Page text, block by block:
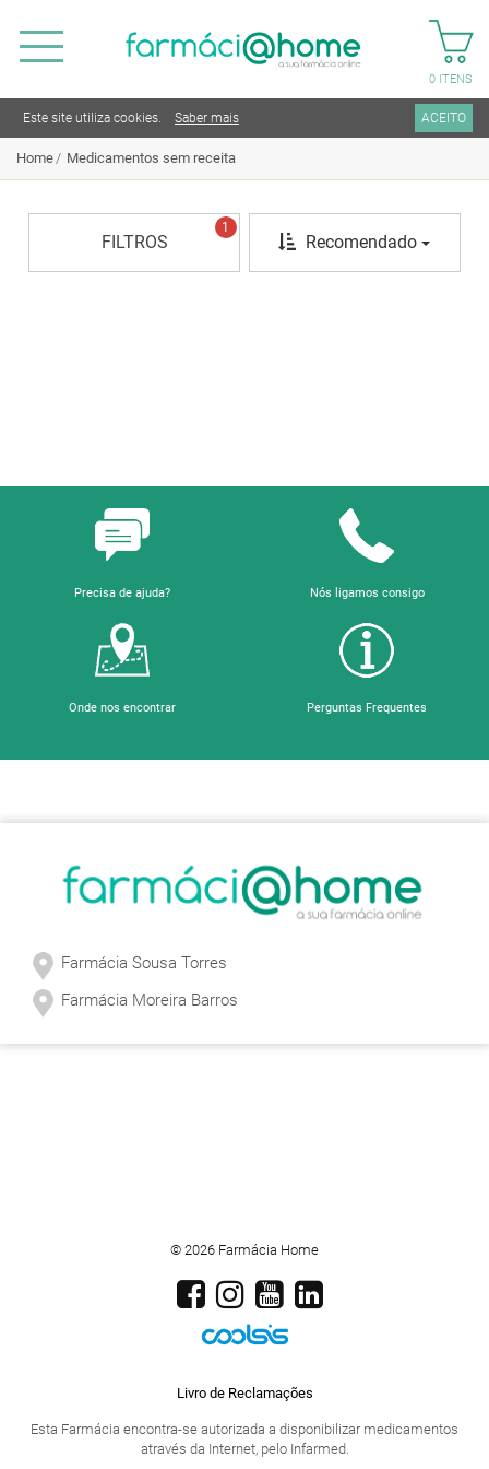
0 ITENS
Este site utiliza cookies. Saber mais ACEITO
Home Medicamentos sem receita
1
FILTROS Recomendado
Precisa de ajuda? Nós ligamos consigo
Onde nos encontrar Perguntas Frequentes
Farmácia Sousa Torres
Farmácia Moreira Barros
© 2026 Farmácia Home
Livro de Reclamações
Esta Farmácia encontra-se autorizada a disponibilizar medicamentos
através da Internet, pelo Infarmed.